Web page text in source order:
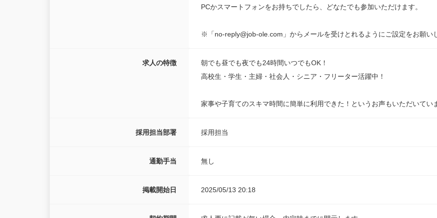
PCかスマートフォンをお持ちでしたら、どなたでも参加いただけます。
※「no-reply@job-ole.com」からメールを受けとれるようにご設定をお願い
求人の特徴
朝でも昼でも夜でも24時間いつでもOK！
高校生・学生・主婦・社会人・シニア・フリーター活躍中！
家事や子育てのスキマ時間に簡単に利用できた！というお声もいただいてい
採用担当部署 採用担当
通勤手当 無し
掲載開始日 2025/05/13 20:18